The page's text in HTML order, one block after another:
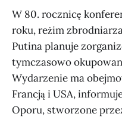
W 80. rocznicę
roku, reżim
Putina planuje
tymczasowo
Wydarzenie ma
Francją i USA,
Oporu, stworzone